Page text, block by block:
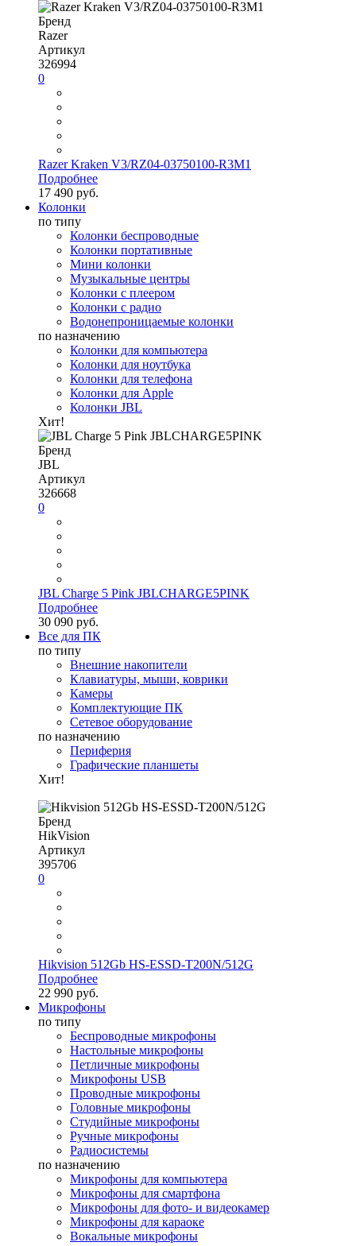
Бренд
Razer
Артикул
326994
0
Razer Kraken V3/RZ04-03750100-R3M1
Подробнее
17 490 руб.
Колонки
по типу
Колонки беспроводные
Колонки портативные
Мини колонки
Музыкальные центры
Колонки с плеером
Колонки с радио
Водонепроницаемые колонки
по назначению
Колонки для компьютера
Колонки для ноутбука
Колонки для телефона
Колонки для Apple
Колонки JBL
Хит!
Бренд
JBL
Артикул
326668
0
JBL Charge 5 Pink JBLCHARGE5PINK
Подробнее
30 090 руб.
Все для ПК
по типу
Внешние накопители
Клавиатуры, мыши, коврики
Камеры
Комплектующие ПК
Сетевое оборудование
по назначению
Периферия
Графические планшеты
Хит!
Бренд
HikVision
Артикул
395706
0
Hikvision 512Gb HS-ESSD-T200N/512G
Подробнее
22 990 руб.
Микрофоны
по типу
Беспроводные микрофоны
Настольные микрофоны
Петличные микрофоны
Микрофоны USB
Проводные микрофоны
Головные микрофоны
Студийные микрофоны
Ручные микрофоны
Радиосистемы
по назначению
Микрофоны для компьютера
Микрофоны для смартфона
Микрофоны для фото- и видеокамер
Микрофоны для караоке
Вокальные микрофоны